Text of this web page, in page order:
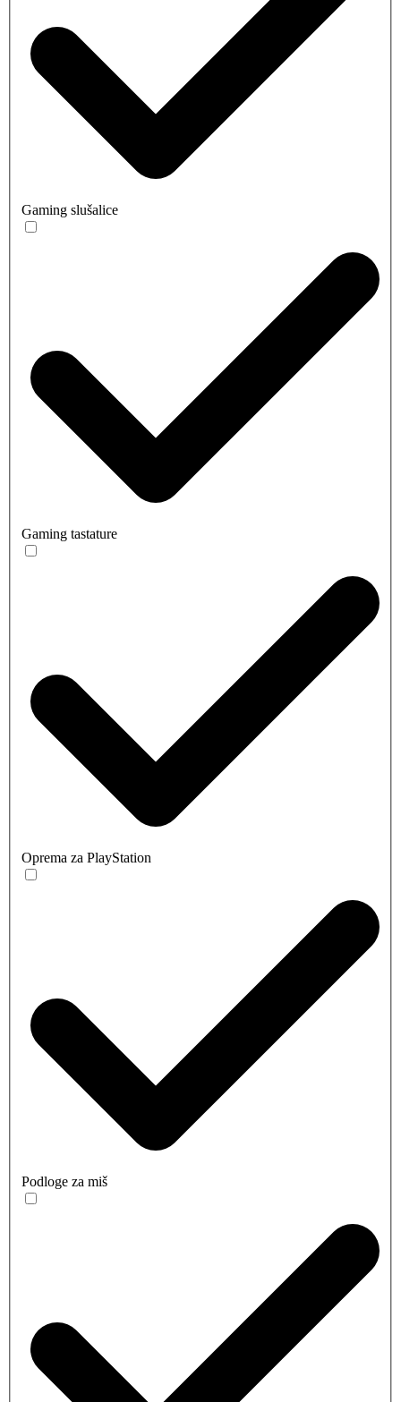
Gaming slušalice
Gaming tastature
Oprema za PlayStation
Podloge za miš